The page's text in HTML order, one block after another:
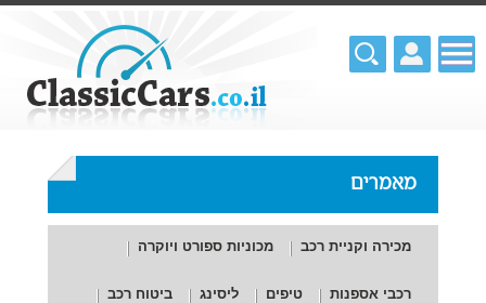
מאמרים
מכירה וקניית רכב מכוניות ספורט ויוקרה
רכבי אספנות טיפים ליסינג ביטוח רכב